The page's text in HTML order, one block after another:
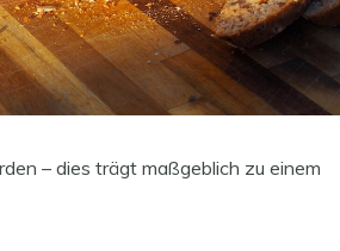
– dies trägt maßgeblich zu einem